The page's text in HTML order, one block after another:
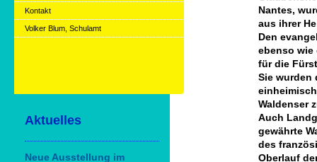
Nantes,
aus ihrer
Den
ebenso wie
für die
Sie wurden
Waldenser
Auch
gewährte
des
Oberlauf
Kontakt
Volker Blum, Schulamt
Aktuelles
Neue Ausstellung im